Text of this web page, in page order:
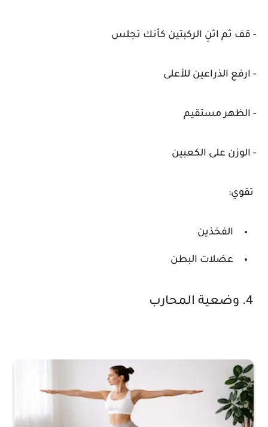
- قف ثم اثنِ الركبتين كأنك تجلس
- ارفع الذراعين للأعلى
- الظهر مستقيم
- الوزن على الكعبين
تقوي:
الفخذين
عضلات البطن